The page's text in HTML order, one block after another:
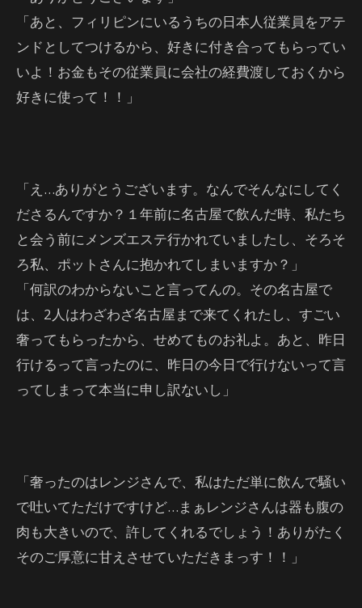
「あと、フィリピンにいるうちの日本人従業員をアテ
ンドとしてつけるから、好きに付き合ってもらってい
いよ！お金もその従業員に会社の経費渡しておくから
好きに使って！！」
「え…ありがとうございます。なんでそんなにしてく
ださるんですか？１年前に名古屋で飲んだ時、私たち
と会う前にメンズエステ行かれていましたし、そろそ
ろ私、ポットさんに抱かれてしまいますか？」
「何訳のわからないこと言ってんの。その名古屋で
は、2人はわざわざ名古屋まで来てくれたし、すごい
奢ってもらったから、せめてものお礼よ。あと、昨日
行けるって言ったのに、昨日の今日で行けないって言
ってしまって本当に申し訳ないし」
「奢ったのはレンジさんで、私はただ単に飲んで騒い
で吐いてただけですけど…まぁレンジさんは器も腹の
肉も大きいので、許してくれるでしょう！ありがたく
そのご厚意に甘えさせていただきまっす！！」